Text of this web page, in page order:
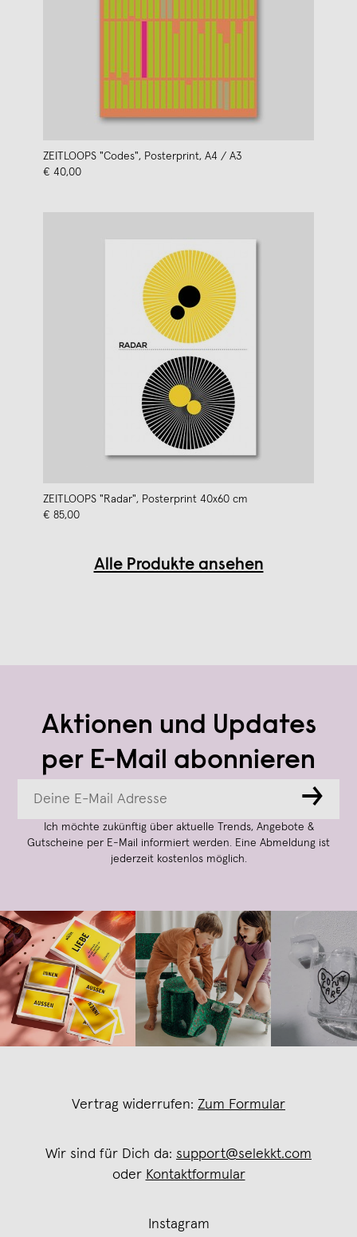
ZEITLOOPS "Codes", Posterprint, A4 / A3
€ 40,00
ZEITLOOPS "Radar", Posterprint 40x60 cm
€ 85,00
Alle Produkte ansehen
Aktionen und Updates
per E-Mail abonnieren
→
Ich möchte zukünftig über aktuelle Trends, Angebote &
Gutscheine per E-Mail informiert werden. Eine Abmeldung ist
jederzeit kostenlos möglich.
Vertrag widerrufen: Zum Formular
Wir sind für Dich da: support@selekkt.com
oder Kontaktformular
Instagram